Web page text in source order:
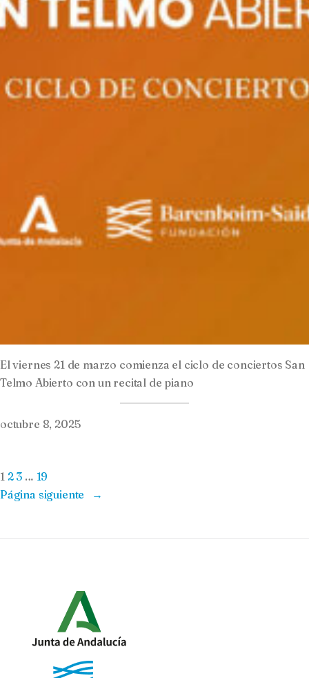
El viernes 21 de marzo comienza el ciclo de conciertos San
Telmo Abierto con un recital de piano
octubre 8, 2025
1 2 3 … 19
Página siguiente
→